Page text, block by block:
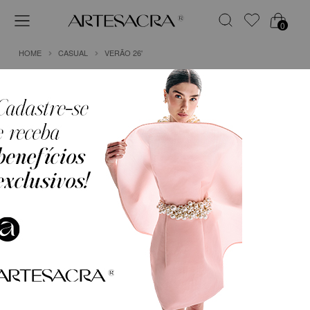
0
HOME CASUAL VERÃO 26'